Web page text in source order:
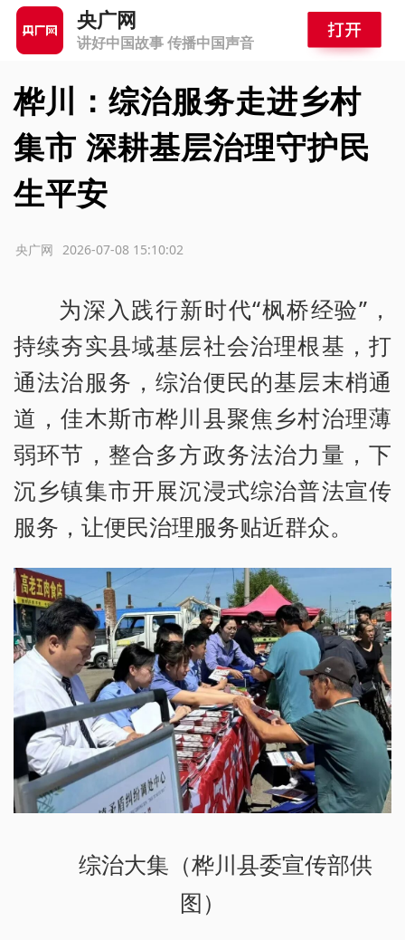
央广网
讲好中国故事 传播中国声音
桦川：综治服务走进乡村
集市 深耕基层治理守护民
生平安
2026-07-08 15:10:02
央广网
为深入践行新时代“枫桥经验”，
持续夯实县域基层社会治理根基，打
通法治服务，综治便民的基层末梢通
道，佳木斯市桦川县聚焦乡村治理薄
弱环节，整合多方政务法治力量，下
沉乡镇集市开展沉浸式综治普法宣传
服务，让便民治理服务贴近群众。
综治大集（桦川县委宣传部供
图）